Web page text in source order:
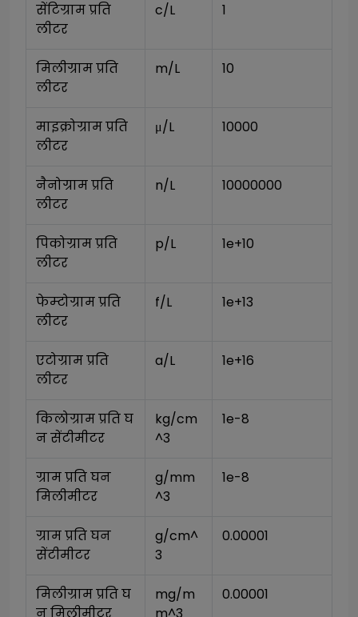
सेंटिग्राम प्रति
लीटर
c/L 1
मिलीग्राम प्रति
लीटर
m/L 10
माइक्रोग्राम प्रति
लीटर
μ/L 10000
नैनोग्राम प्रति
लीटर
n/L 10000000
पिकोग्राम प्रति
लीटर
p/L 1e+10
फेम्टोग्राम प्रति
लीटर
f/L 1e+13
एटोग्राम प्रति
लीटर
a/L 1e+16
किलोग्राम प्रति घ
न सेंटीमीटर
kg/cm
^3
1e-8
ग्राम प्रति घन
मिलीमीटर
g/mm
^3
1e-8
ग्राम प्रति घन
सेंटीमीटर
g/cm^
3
0.00001
मिलीग्राम प्रति घ
mg/m
0.00001